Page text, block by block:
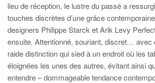
lieu de réception, le lustre du passé a
touches discrètes d’une grâce
designers Philippe Starck et Arik Levy
ensuite. Attentionné, souriant, discret… avec
raide distinction qui sied à un endroit où les
éloignées les unes des autres, évitant ainsi
entendre – dommageable tendance